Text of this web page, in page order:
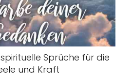
Sprüche für die
und Kraft